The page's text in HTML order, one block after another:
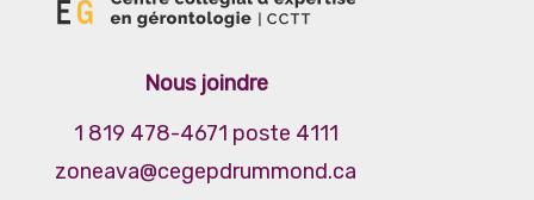
Nous joindre
1 819 478-4671 poste 4111
zoneava@cegepdrummond.ca